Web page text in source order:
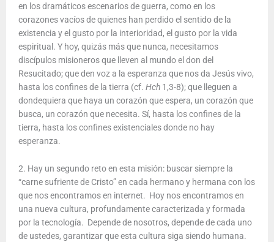
en los dramáticos escenarios de guerra, como en los
corazones vacíos de quienes han perdido el sentido de la
existencia y el gusto por la interioridad, el gusto por la vida
espiritual. Y hoy, quizás más que nunca, necesitamos
discípulos misioneros que lleven al mundo el don del
Resucitado; que den voz a la esperanza que nos da Jesús vivo,
hasta los confines de la tierra (cf. Hch 1,3-8); que lleguen a
dondequiera que haya un corazón que espera, un corazón que
busca, un corazón que necesita. Sí, hasta los confines de la
tierra, hasta los confines existenciales donde no hay
esperanza.
2. Hay un segundo reto en esta misión: buscar siempre la
“carne sufriente de Cristo” en cada hermano y hermana con los
que nos encontramos en internet. Hoy nos encontramos en
una nueva cultura, profundamente caracterizada y formada
por la tecnología. Depende de nosotros, depende de cada uno
de ustedes, garantizar que esta cultura siga siendo humana.